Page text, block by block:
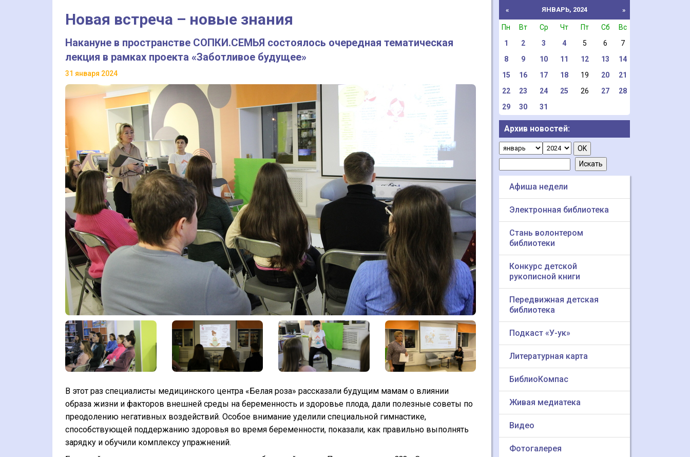
Новая встреча – новые знания
Накануне в пространстве СОПКИ.СЕМЬЯ состоялось очередная тематическая
лекция в рамках проекта «Заботливое будущее»
31 января 2024
В этот раз специалисты медицинского центра «Белая роза» рассказали будущим мамам о влиянии
образа жизни и факторов внешней среды на беременность и здоровье плода, дали полезные советы по
преодолению негативных воздействий. Особое внимание уделили специальной гимнастике,
способствующей поддержанию здоровья во время беременности, показали, как правильно выполнять
зарядку и обучили комплексу упражнений.
« ЯНВАРЬ, 2024 »
Пн Вт Ср Чт Пт Сб
Вс
1
2 3 4 5 6
7
8
9 10 11 12 13
14
15
16 17 18 19 20
21
22
23 24 25 26 27
28
29
30 31
Архив новостей:
Афиша недели
Электронная библиотека
Стань волонтером
библиотеки
Конкурс детской
рукописной книги
Передвижная детская
библиотека
Подкаст «У-ук»
Литературная карта
БиблиоКомпас
Живая медиатека
Видео
Фотогалерея